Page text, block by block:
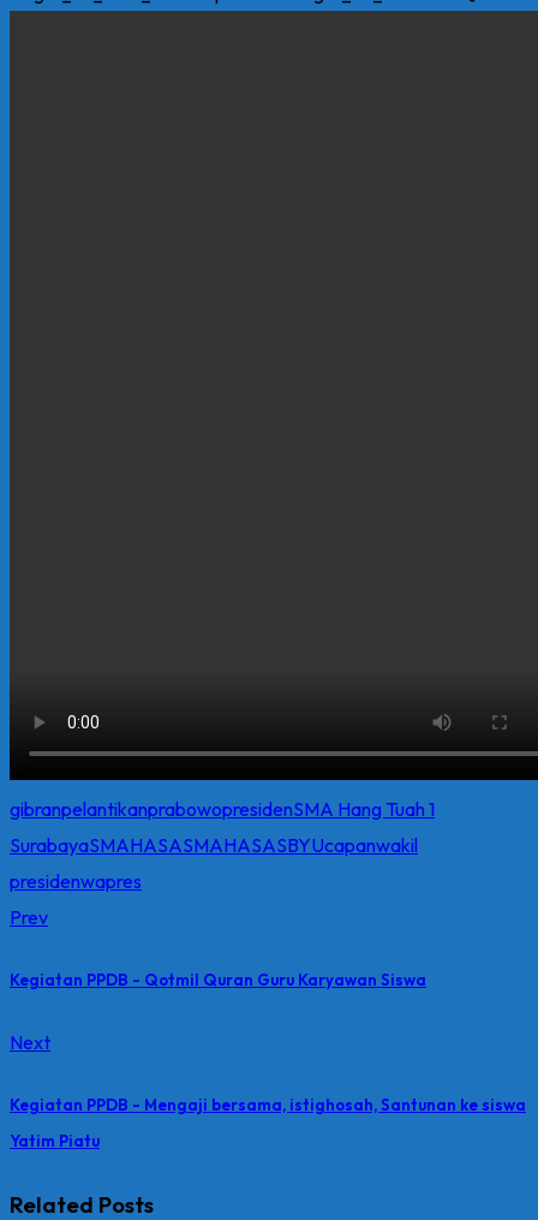
gibranpelantikanprabowopresidenSMA Hang Tuah 1
SurabayaSMAHASASMAHASASBYUcapanwakil
presidenwapres
Prev
Kegiatan PPDB - Qotmil Quran Guru Karyawan Siswa
Next
Kegiatan PPDB - Mengaji bersama, istighosah, Santunan ke siswa
Yatim Piatu
Related Posts